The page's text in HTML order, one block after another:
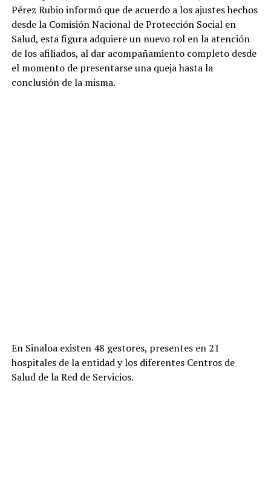
Pérez Rubio informó que de acuerdo a los ajustes hechos
desde la Comisión Nacional de Protección Social en
Salud, esta figura adquiere un nuevo rol en la atención
de los afiliados, al dar acompañamiento completo desde
el momento de presentarse una queja hasta la
conclusión de la misma.
En Sinaloa existen 48 gestores, presentes en 21
hospitales de la entidad y los diferentes Centros de
Salud de la Red de Servicios.